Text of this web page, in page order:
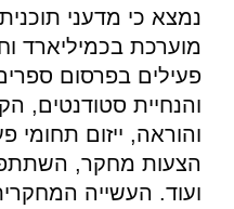
נמצא כי מדעני
מוערכת בכמיליארד
פעילים בפרסום
והנחיית סטודנטים,
והוראה, ייזום תחומי
הצעות מחקר,
ועוד. העשייה